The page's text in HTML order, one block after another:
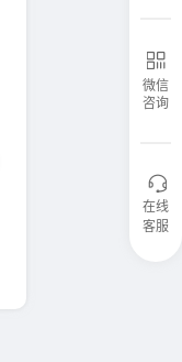
微信
咨询
在线
客服